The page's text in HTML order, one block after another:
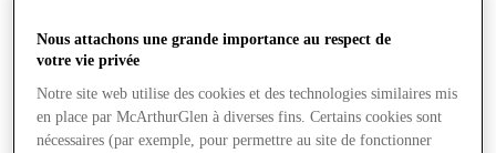
Nous attachons une grande importance au respect de
votre vie privée
Notre site web utilise des cookies et des technologies similaires mis
en place par McArthurGlen à diverses fins. Certains cookies sont
nécessaires (par exemple, pour permettre au site de fonctionner